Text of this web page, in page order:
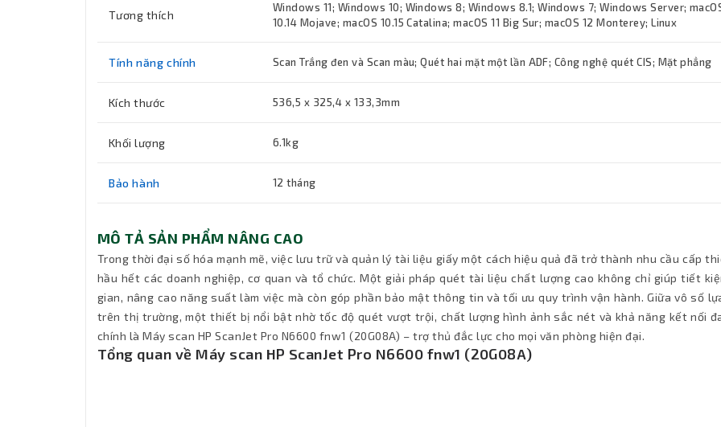
Tương thích
Windows 11; Windows 10; Windows 8; Windows 8.1; Windows 7; Windows Server;
10.14 Mojave; macOS 10.15 Catalina; macOS 11 Big Sur; macOS 12 Monterey; Linux
Tính năng chính Scan Trắng đen và Scan màu; Quét hai mặt một lần ADF; Công nghệ quét CIS; Mặt phẳng
Kích thước 536,5 x 325,4 x 133,3mm
Khối lượng 6.1kg
Bảo hành 12 tháng
MÔ TẢ SẢN PHẨM NÂNG CAO
Trong thời đại số hóa mạnh mẽ, việc lưu trữ và quản lý tài liệu giấy một cách hiệu quả đã trở thành nhu cầu cấp
hầu hết các doanh nghiệp, cơ quan và tổ chức. Một giải pháp quét tài liệu chất lượng cao không chỉ giúp tiết
gian, nâng cao năng suất làm việc mà còn góp phần bảo mật thông tin và tối ưu quy trình vận hành. Giữa vô số
trên thị trường, một thiết bị nổi bật nhờ tốc độ quét vượt trội, chất lượng hình ảnh sắc nét và khả năng kết nối
chính là Máy scan HP ScanJet Pro N6600 fnw1 (20G08A) – trợ thủ đắc lực cho mọi văn phòng hiện đại.
Tổng quan về Máy scan HP ScanJet Pro N6600 fnw1 (20G08A)